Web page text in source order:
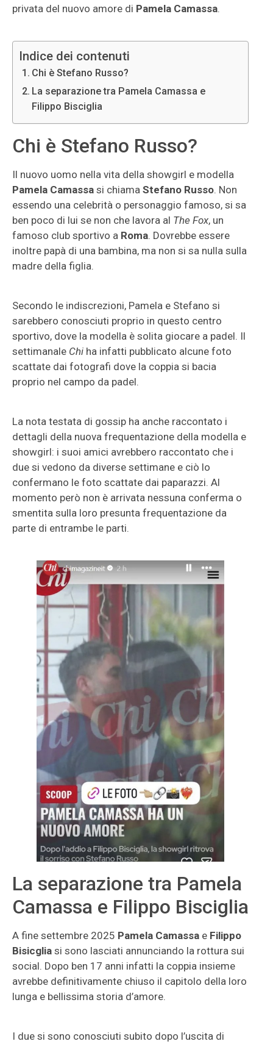
privata del nuovo amore di Pamela Camassa.
Indice dei contenuti
Chi è Stefano Russo?
La separazione tra Pamela Camassa e
Filippo Bisciglia
Chi è Stefano Russo?
Il nuovo uomo nella vita della showgirl e modella
Pamela Camassa si chiama Stefano Russo. Non
essendo una celebrità o personaggio famoso, si sa
ben poco di lui se non che lavora al The Fox, un
famoso club sportivo a Roma. Dovrebbe essere
inoltre papà di una bambina, ma non si sa nulla sulla
madre della figlia.
Secondo le indiscrezioni, Pamela e Stefano si
sarebbero conosciuti proprio in questo centro
sportivo, dove la modella è solita giocare a padel. Il
settimanale Chi ha infatti pubblicato alcune foto
scattate dai fotografi dove la coppia si bacia
proprio nel campo da padel.
La nota testata di gossip ha anche raccontato i
dettagli della nuova frequentazione della modella e
showgirl: i suoi amici avrebbero raccontato che i
due si vedono da diverse settimane e ciò lo
confermano le foto scattate dai paparazzi. Al
momento però non è arrivata nessuna conferma o
smentita sulla loro presunta frequentazione da
parte di entrambe le parti.
La separazione tra Pamela
Camassa e Filippo Bisciglia
A fine settembre 2025 Pamela Camassa e Filippo
Bisicglia si sono lasciati annunciando la rottura sui
social. Dopo ben 17 anni infatti la coppia insieme
avrebbe definitivamente chiuso il capitolo della loro
lunga e bellissima storia d’amore.
I due si sono conosciuti subito dopo l’uscita di